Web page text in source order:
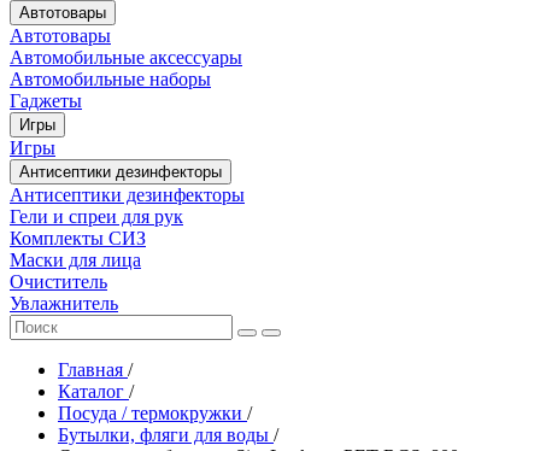
Автотовары
Автотовары
Автомобильные аксессуары
Автомобильные наборы
Гаджеты
Игры
Игры
Антисептики дезинфекторы
Антисептики дезинфекторы
Гели и спреи для рук
Комплекты СИЗ
Маски для лица
Очиститель
Увлажнитель
Главная /
Каталог /
Посуда / термокружки /
Бутылки, фляги для воды /